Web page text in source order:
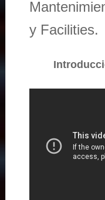
y Facilities.